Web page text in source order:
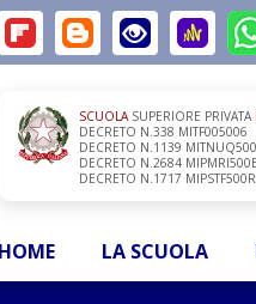
SCUOLASUPERIORE PRIVATA
DECRETO N.338 MITF005006
DECRETO N.1139
DECRETO N.2684 MIPMRI500E
DECRETO N.1717 MIPSTF500R
HOME LA SCUOLA